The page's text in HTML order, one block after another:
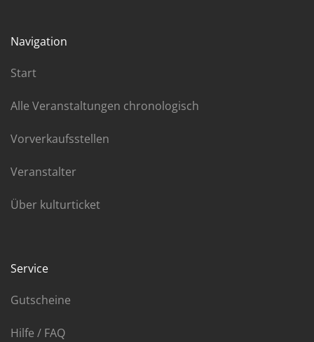
Navigation
Start
Alle Veranstaltungen chronologisch
Vorverkaufsstellen
Veranstalter
Über kulturticket
Service
Gutscheine
Hilfe / FAQ